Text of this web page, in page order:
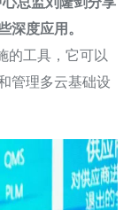
度应用。
的工具，它可以
管理多云基础设